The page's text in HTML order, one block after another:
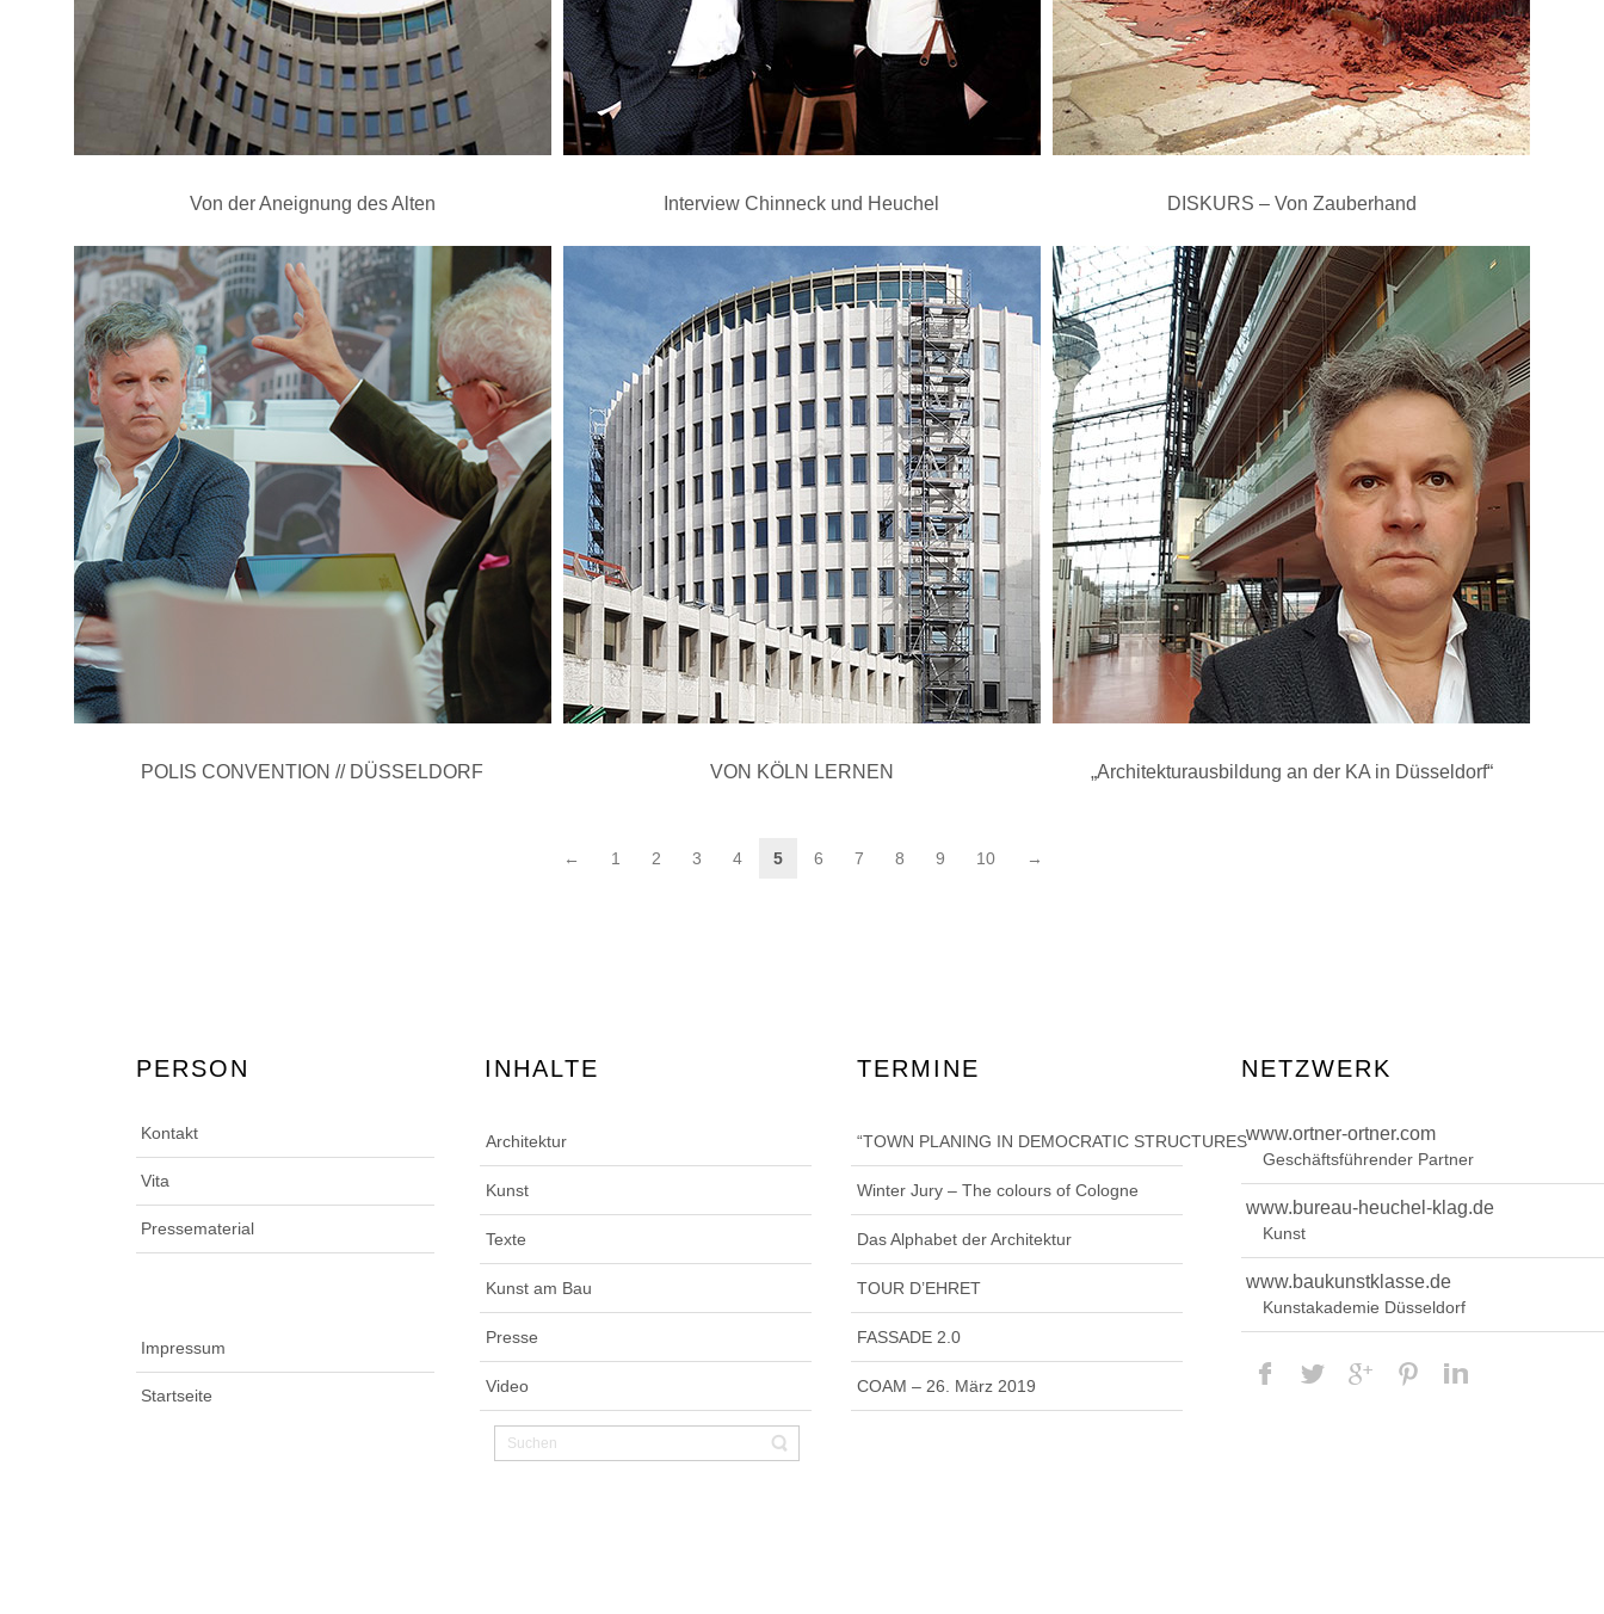
Von der Aneignung des Alten Interview Chinneck und Heuchel DISKURS – Von Zauberhand
POLIS CONVENTION // DÜSSELDORF VON KÖLN LERNEN „Architekturausbildung an der KA in Düsseldorf“
← 1 2 3 4 5 6 7 8 9 10 →
PERSON
Kontakt
Vita
Pressematerial
Impressum
Startseite
Architektur
Kunst
Texte
Kunst am Bau
Presse
Video
INHALTE TERMINE
“TOWN PLANING IN DEMOCRATIC STRUCTURES”
Winter Jury – The colours of Cologne
Das Alphabet der Architektur
TOUR D’EHRET
FASSADE 2.0
COAM – 26. März 2019
NETZWERK
www.ortner-ortner.com
Geschäftsführender Partner
www.bureau-heuchel-klag.de
Kunst
www.baukunstklasse.de
Kunstakademie Düsseldorf